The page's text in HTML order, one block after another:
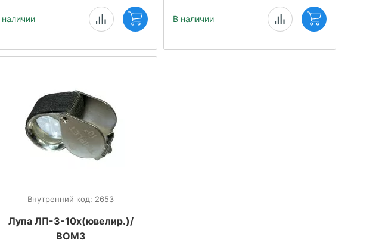
наличии В наличии
Внутренний код: 2653
Лупа ЛП-3-10x(ювелир.)/
ВОМЗ